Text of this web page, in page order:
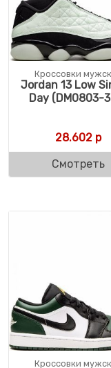
Кроссовки
Jordan 13 Low
Day (DM0803-
28.602 р
Смотреть
Кроссовки